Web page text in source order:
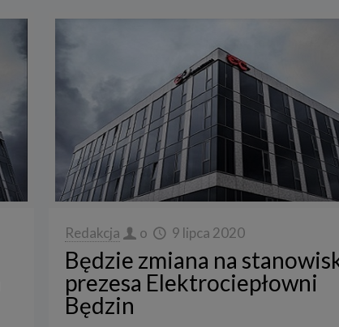
Redakcja o 9 lipca 2020
Będzie zmiana na
prezesa Elektrociepłowni
Będzin